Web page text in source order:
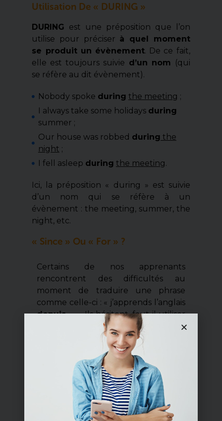
Utilisation De « DURING »
DURING est une préposition que l’on
utilise pour préciser à quel moment
se produit un évènement. De ce fait,
elle est toujours suivie d’un nom (qui
se réfère au dit évènement).
Nobody spoke during the meeting ;
I always take some holidays during
summer ;
Our house was robbed during the
night ;
I fell asleep during the meeting.
Ici, la préposition « during » est suivie
d’un nom qui se réfère à un
évènement : the meeting, summer, the
night, etc.
« Since » Ou « For » ?
Certains de nos apprenants
rencontrent des difficultés au
moment de traduire une phrase
comme celle-ci : « j’apprends l’anglais
depuis… ». Ils hésitent, faut-il utiliser
« for » ? Ou bien « since » ?
tout dépend de ce qui
S’il s’agitd’une période, alors,
comme nous l’avons vu, il faudra
utiliser « for »
: I am learning